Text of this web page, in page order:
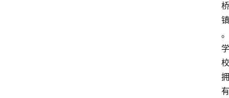
桥
镇
。
学
校
拥
有